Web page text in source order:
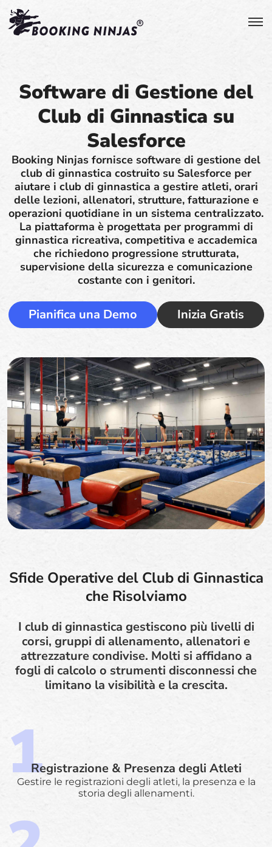
Software di Gestione del
Club di Ginnastica su
Salesforce
Booking Ninjas fornisce software di gestione del
club di ginnastica costruito su Salesforce per
aiutare i club di ginnastica a gestire atleti, orari
delle lezioni, allenatori, strutture, fatturazione e
operazioni quotidiane in un sistema centralizzato.
La piattaforma è progettata per programmi di
ginnastica ricreativa, competitiva e accademica
che richiedono progressione strutturata,
supervisione della sicurezza e comunicazione
costante con i genitori.
Pianifica una Demo Inizia Gratis
Sfide Operative del Club di Ginnastica
che Risolviamo
I club di ginnastica gestiscono più livelli di
corsi, gruppi di allenamento, allenatori e
attrezzature condivise. Molti si affidano a
fogli di calcolo o strumenti disconnessi che
limitano la visibilità e la crescita.
Registrazione & Presenza degli Atleti
Gestire le registrazioni degli atleti, la presenza e la
storia degli allenamenti.